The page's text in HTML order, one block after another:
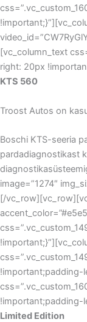
[vc_column_text
right: 20px
KTS 560
Troost Autos on
Boschi KTS-seeria
pardadiagnostikast
image=”1274″
[/
!important;padding-
!important;padding-
Limited Edition